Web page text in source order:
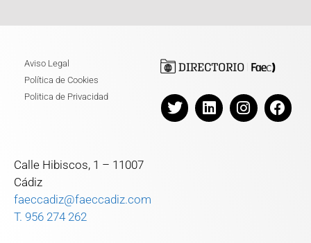
Aviso Legal
Política de Cookies
Politica de Privacidad
Calle Hibiscos, 1 – 11007
Cádiz
faeccadiz@faeccadiz.com
T. 956 274 262